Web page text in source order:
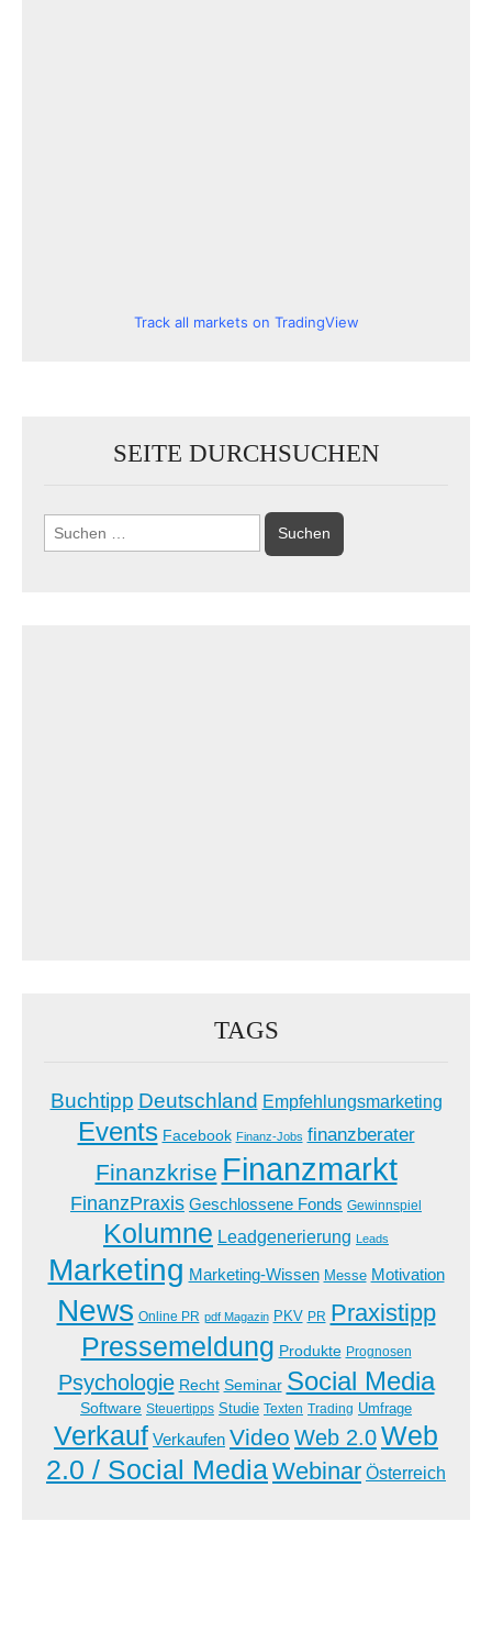
Track all markets on TradingView
SEITE DURCHSUCHEN
Suchen
nach:
TAGS
Buchtipp Deutschland Empfehlungsmarketing
Events Facebook Finanz-Jobs finanzberater
Finanzkrise Finanzmarkt
FinanzPraxis Geschlossene Fonds Gewinnspiel
Kolumne Leadgenerierung Leads
Marketing Marketing-Wissen Messe Motivation
News Online PR pdf Magazin PKV PR Praxistipp
Pressemeldung Produkte Prognosen
Psychologie Recht Seminar Social Media
Software Steuertipps Studie Texten Trading Umfrage
Verkauf Verkaufen Video Web 2.0Web
2.0 / Social MediaWebinar Österreich